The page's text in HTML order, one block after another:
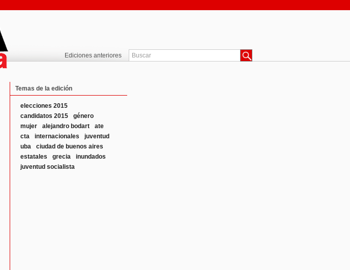
Ediciones anteriores
Temas de la edición
elecciones 2015
candidatos 2015
género
mujer
alejandro bodart
ate
cta
internacionales
juventud
uba
ciudad de buenos aires
estatales
grecia
inundados
juventud socialista